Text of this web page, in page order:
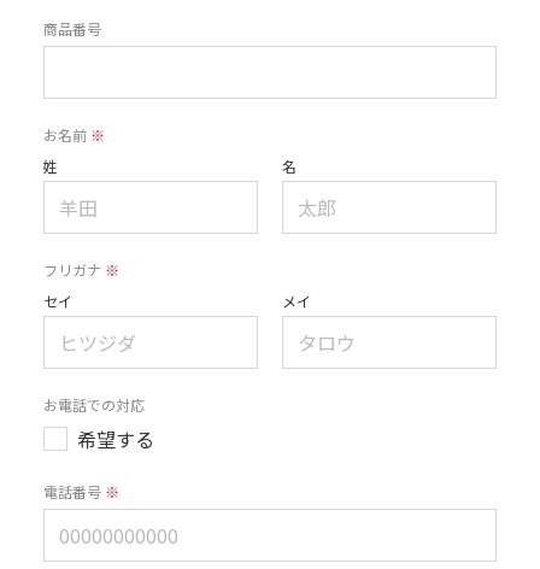
商品番号
お名前 ※
姓
名
フリガナ ※
セイ
メイ
お電話での対応
希望する
電話番号 ※